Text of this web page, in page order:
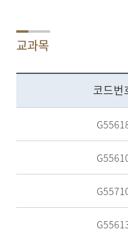
교과목
코드번